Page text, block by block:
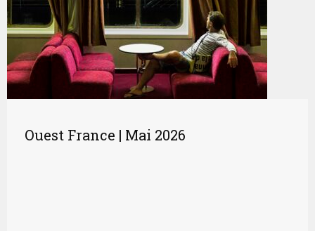
Ouest France | Mai 2026